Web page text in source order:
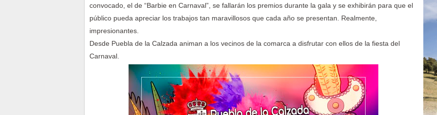
convocado, el de “Barbie en Carnaval”, se fallarán los premios durante la gala y se exhibirán para que el
público pueda apreciar los trabajos tan maravillosos que cada año se presentan. Realmente,
impresionantes.
Desde Puebla de la Calzada animan a los vecinos de la comarca a disfrutar con ellos de la fiesta del
Carnaval.